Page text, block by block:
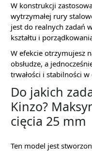
W konstrukcji
wytrzymałej rury
jest do realnych zadań
kształtu i
W efekcie otrzymujesz
obsłudze, a
trwałości i stabilności
Do jakich
Kinzo?
cięcia 25 mm
Ten model jest